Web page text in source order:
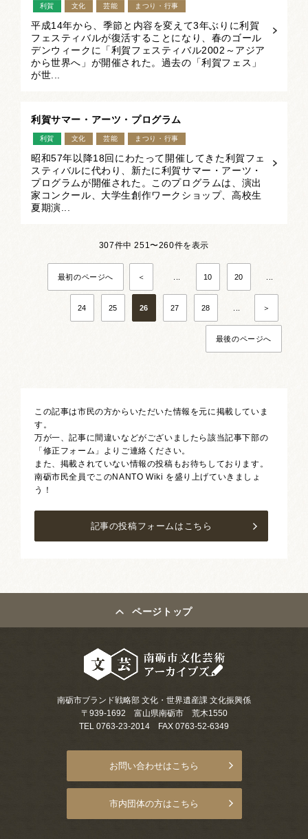
利賀 文化 芸能 まつり・行事
平成14年から、季節と内容を変えて3年ぶりに利賀
フェスティバルが復活することになり、春のゴール
デンウィークに「利賀フェスティバル2002～アジア
から世界へ」が開催された。過去の「利賀フェス」
が世...
利賀サマー・アーツ・プログラム
利賀 文化 芸能 まつり・行事
昭和57年以降18回にわたって開催してきた利賀フェ
スティバルに代わり、新たに利賀サマー・アーツ・
プログラムが開催された。このプログラムは、演出
家コンクール、大学生創作ワークショップ、高校生
夏期演...
307件中 251〜260件を表示
最初のページへ ＜ ... 10 20 ...
24 25 26 27 28 ... ＞
最後のページへ
この記事は市民の方からいただいた情報を元に掲載していま
す。
万が一、記事に間違いなどがございましたら該当記事下部の
「修正フォーム」よりご連絡ください。
また、掲載されていない情報の投稿もお待ちしております。
南砺市民全員でこのNANTO Wiki を盛り上げていきましょ
う！
記事の投稿フォームはこちら
ページトップ
南砺市ブランド戦略部 文化・世界遺産課 文化振興係
〒939-1692 富山県南砺市 荒木1550
TEL 0763-23-2014 FAX 0763-52-6349
お問い合わせはこちら
市内団体の方はこちら